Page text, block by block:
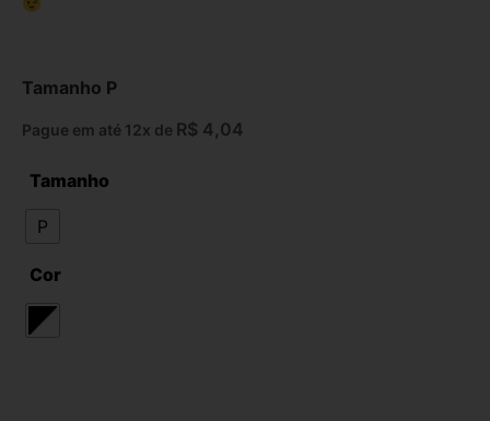
Tamanho P
Pague em até 12x de R$ 4,04
Tamanho
P
Cor